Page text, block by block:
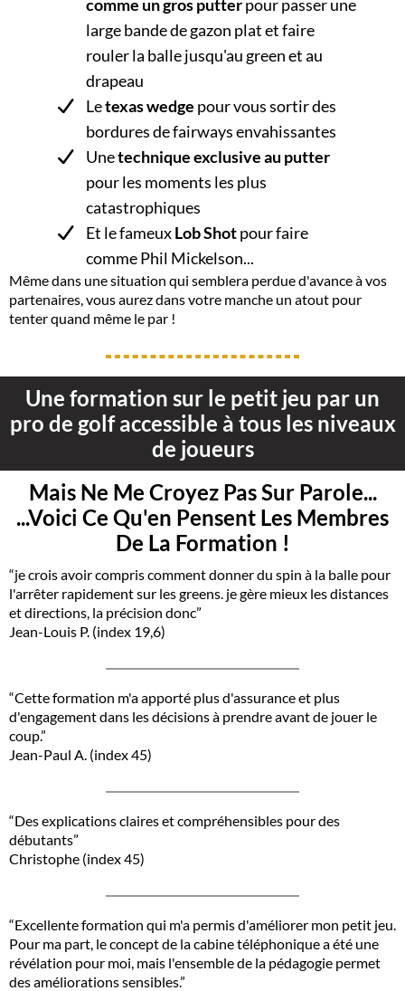
comme un gros putterpour passer une
large bande de gazon plat et faire
rouler la balle jusqu'au green et au
drapeau
Letexas wedge pour vous sortir des
bordures de fairways envahissantes
Unetechnique exclusive au putter
pour les moments les plus
catastrophiques
Et le fameuxLob Shotpour faire
comme Phil Mickelson...
Même dans une situation qui semblera perdue d'avance à vos
partenaires, vous aurez dans votre manche un atout pour
tenter quand même le par !
Une formation sur le petit jeu par un
pro de golf accessible à tous les niveaux
de joueurs
Mais Ne Me Croyez Pas Sur Parole...
...Voici Ce Qu'en Pensent Les Membres
De La Formation !
“je crois avoir compris comment donner du spin à la balle pour
l'arrêter rapidement sur les greens. je gère mieux les distances
et directions, la précision donc”
Jean-Louis P. (index 19,6)
“Cette formation m'a apporté plus d'assurance et plus
d'engagement dans les décisions à prendre avant de jouer le
coup.”
Jean-Paul A. (index 45)
“Des explications claires et compréhensibles pour des
débutants”
Christophe (index 45)
“Excellente formation qui m'a permis d'améliorer mon petit jeu.
Pour ma part, le concept de la cabine téléphonique a été une
révélation pour moi, mais l'ensemble de la pédagogie permet
des améliorations sensibles.”